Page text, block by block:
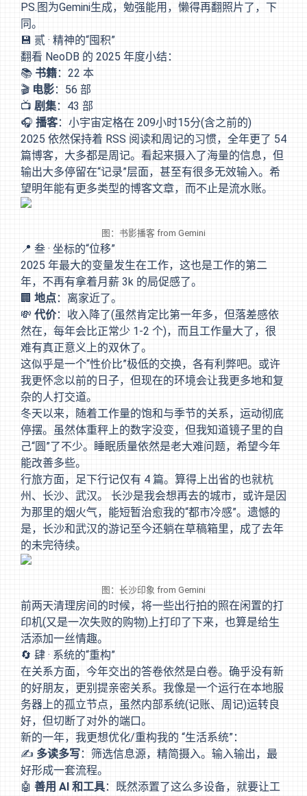
PS.图为Gemini生成，勉强能用，懒得再翻照片了，下
同。
💾 贰 · 精神的“囤积”
翻看 NeoDB 的 2025 年度小结：
📚 书籍：22 本
🎬 电影：56 部
📺 剧集：43 部
🎧 播客：小宇宙定格在 209小时15分(含之前的)
2025 依然保持着 RSS 阅读和周记的习惯，全年更了 54
篇博客，大多都是周记。看起来摄入了海量的信息，但
输出大多停留在“记录”层面，甚至有很多无效输入。希
望明年能有更多类型的博客文章，而不止是流水账。
图：书影播客 from Gemini
📍 叁 · 坐标的“位移”
2025 年最大的变量发生在工作，这也是工作的第二
年，不再有拿着月薪 3k 的局促感了。
🏢 地点：离家近了。
💸 代价：收入降了(虽然肯定比第一年多，但落差感依
然在，每年会比正常少 1-2 个)，而且工作量大了，很
难有真正意义上的双休了。
这似乎是一个“性价比”极低的交换，各有利弊吧。或许
我更怀念以前的日子，但现在的环境会让我更多地和复
杂的人打交道。
冬天以来，随着工作量的饱和与季节的关系，运动彻底
停摆。虽然体重秤上的数字没变，但我知道镜子里的自
己“圆”了不少。睡眠质量依然是老大难问题，希望今年
能改善多些。
行旅方面，足下行记仅有 4 篇。算得上出省的也就杭
州、长沙、武汉。 长沙是我会想再去的城市，或许是因
为那里的烟火气，能短暂治愈我的“都市冷感”。遗憾的
是，长沙和武汉的游记至今还躺在草稿箱里，成了去年
的未完待续。
图：长沙印象 from Gemini
前两天清理房间的时候，将一些出行拍的照在闲置的打
印机(又是一次失败的购物)上打印了下来，也算是给生
活添加一丝情趣。
🔄 肆 · 系统的“重构”
在关系方面，今年交出的答卷依然是白卷。确乎没有新
的好朋友，更别提亲密关系。我像是一个运行在本地服
务器上的孤立节点，虽然内部系统(记账、周记)运转良
好，但切断了对外的端口。
新的一年，我更想优化/重构我的 “生活系统”：
✍️ 多读多写：筛选信息源，精简摄入。输入输出，最
好形成一套流程。
🤖 善用 AI 和工具：既然添置了这么多设备，就要让工